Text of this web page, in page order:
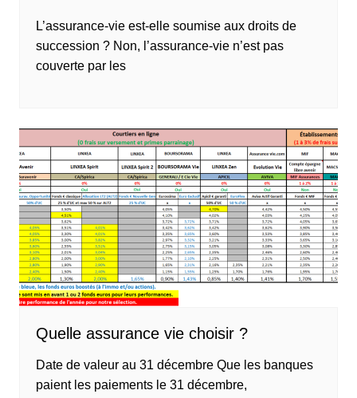
L’assurance-vie est-elle soumise aux droits de
succession ? Non, l’assurance-vie n’est pas
couverte par les
Quelle assurance vie choisir ?
Date de valeur au 31 décembre Que les banques
paient les paiements le 31 décembre,